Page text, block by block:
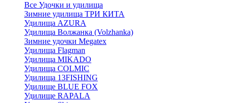
Все Удочки и удилища
Зимние удилища ТРИ КИТА
Удилища AZURA
Удилища Волжанка (Volzhanka)
Зимние удочки Megatex
Удилища Flagman
Удилища MIKADO
Удилища COLMIC
Удилища 13FISHING
Удилище BLUE FOX
Удилище RAPALA